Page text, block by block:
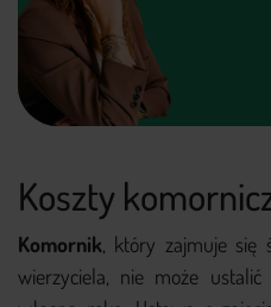
Koszty
Komornik, który zajmuje się
wierzyciela, nie może ustalić